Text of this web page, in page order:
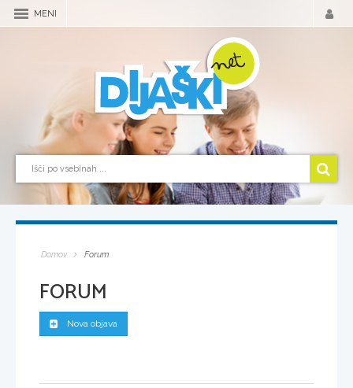
MENI
Domov Forum
FORUM
Nova objava